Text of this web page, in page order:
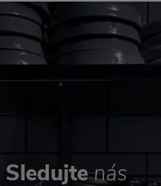
Sledujtenás